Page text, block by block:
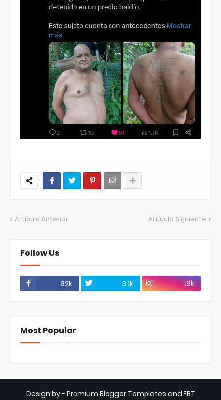
Artículo Anterior Artículo Siguiente
Follow Us
82k 3.1k 1.8k
Most Popular
Design by - Premium Blogger Templates and FBT